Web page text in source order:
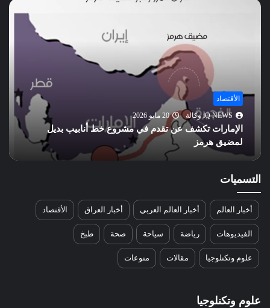
الأقتصاد
iQ NEWS وكالة
20 مايو 2026
الإمارات تكشف عن تقدم في مشروع خط أنابيب بديل
لمضيق هرمز
التسميات
أخبار العالم أخبار العالم العربي أخبار العراق الأقتصاد
الفيديوهات رياضة سياحة صحة طبخ
علوم وتكنلوجيا مقالات منوعات
علوم وتكنلوجيا